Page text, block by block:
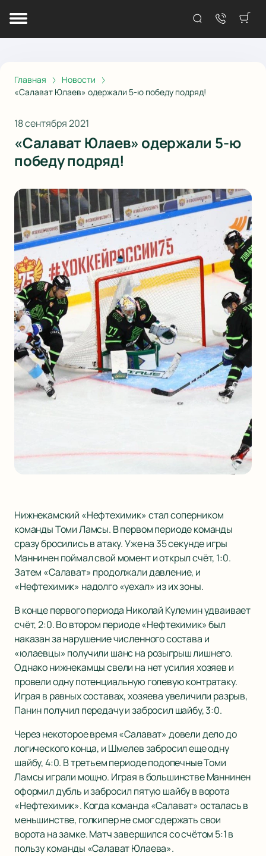
Главная
Новости
«Салават Юлаев» одержали 5-ю победу подряд!
18 сентября 2021
«Салават Юлаев» одержали 5-ю
победу подряд!
Нижнекамский «Нефтехимик» стал соперником
команды Томи Ламсы. В первом периоде команды
сразу бросились в атаку. Уже на 35 секунде игры
Маннинен поймал свой момент и открыл счёт, 1:0.
Затем «Салават» продолжали давление, и
«Нефтехимик» надолго «уехал» из их зоны.
В конце первого периода Николай Кулемин удваивает
счёт, 2:0. Во втором периоде «Нефтехимик» был
наказан за нарушение численного состава и
«юлаевцы» получили шанс на розыгрыш лишнего.
Однако нижнекамцы свели на нет усилия хозяев и
провели одну потенциальную голевую контратаку.
Играя в равных составах, хозяева увеличили разрыв,
Панин получил передачу и забросил шайбу, 3:0.
Через некоторое время «Салават» довели дело до
логического конца, и Шмелев забросил еще одну
шайбу, 4:0. В третьем периоде подопечные Томи
Ламсы играли мощно. Играя в большинстве Маннинен
оформил дубль и забросил пятую шайбу в ворота
«Нефтехимик». Когда команда «Салават» осталась в
меньшинстве, голкипер не смог сдержать свои
ворота на замке. Матч завершился со счётом 5:1 в
пользу команды «Салават Юлаева».